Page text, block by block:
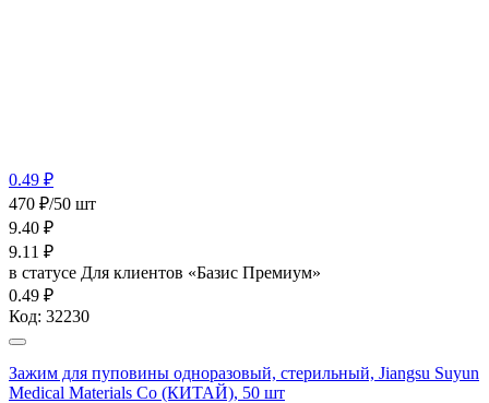
0.49 ₽
470 ₽/50 шт
9.40 ₽
9.11 ₽
в статусе Для клиентов «Базис Премиум»
0.49 ₽
Код: 32230
Зажим для пуповины одноразовый, стерильный, Jiangsu Suyun
Medical Materials Co (КИТАЙ), 50 шт